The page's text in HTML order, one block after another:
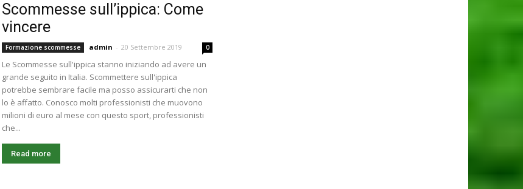
Scommesse sull’ippica: Come
vincere
Formazione scommesse admin - 20 Settembre 2019 0
Le Scommesse sull'ippica stanno iniziando ad avere un
grande seguito in Italia. Scommettere sull'ippica
potrebbe sembrare facile ma posso assicurarti che non
lo è affatto. Conosco molti professionisti che muovono
milioni di euro al mese con questo sport, professionisti
che...
Read more